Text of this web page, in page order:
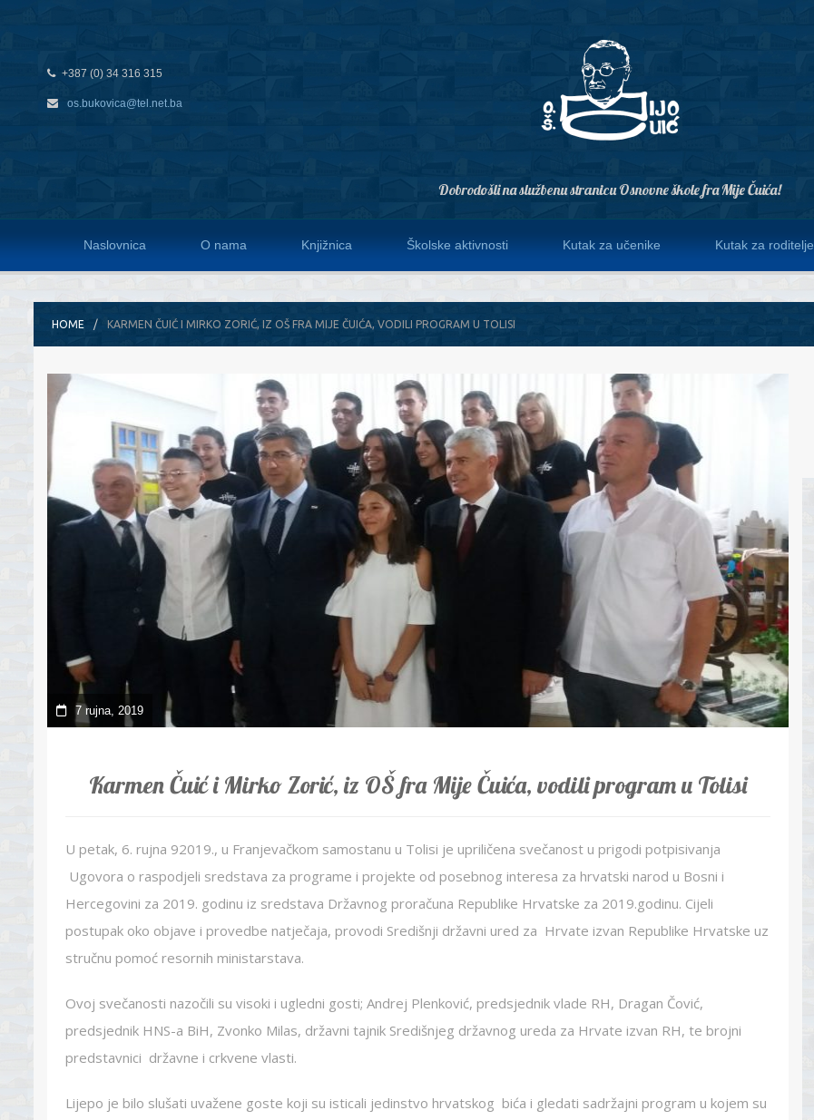
+387 (0) 34 316 315
os.bukovica@tel.net.ba
Dobrodošli na službenu stranicu Osnovne škole fra Mije Čuića!
Naslovnica O nama Knjižnica Školske aktivnosti Kutak za učenike Kutak za roditelje
HOME KARMEN ČUIĆ I MIRKO ZORIĆ, IZ OŠ FRA MIJE ČUIĆA, VODILI PROGRAM U TOLISI
7 rujna, 2019
Karmen Čuić i Mirko Zorić, iz OŠ fra Mije Čuića, vodili program u Tolisi
U petak, 6. rujna 92019., u Franjevačkom samostanu u Tolisi je upriličena svečanost u prigodi potpisivanja
Ugovora o raspodjeli sredstava za programe i projekte od posebnog interesa za hrvatski narod u Bosni i
Hercegovini za 2019. godinu iz sredstava Državnog proračuna Republike Hrvatske za 2019.godinu. Cijeli
postupak oko objave i provedbe natječaja, provodi Središnji državni ured za Hrvate izvan Republike Hrvatske uz
stručnu pomoć resornih ministarstava.
Ovoj svečanosti nazočili su visoki i ugledni gosti; Andrej Plenković, predsjednik vlade RH, Dragan Čović,
predsjednik HNS-a BiH, Zvonko Milas, državni tajnik Središnjeg državnog ureda za Hrvate izvan RH, te brojni
predstavnici državne i crkvene vlasti.
Lijepo je bilo slušati uvažene goste koji su isticali jedinstvo hrvatskog bića i gledati sadržajni program u kojem su